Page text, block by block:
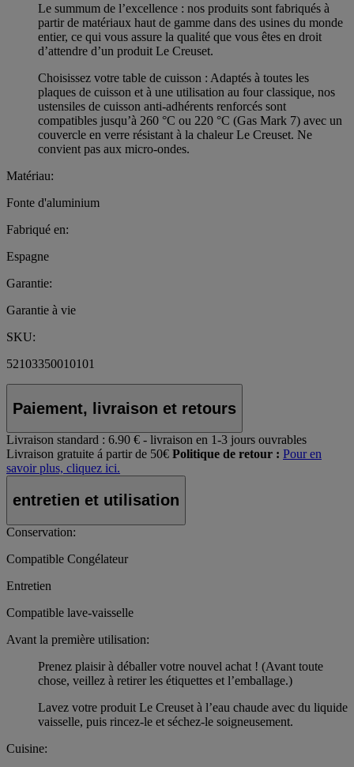
Le summum de l’excellence : nos produits sont fabriqués à
partir de matériaux haut de gamme dans des usines du monde
entier, ce qui vous assure la qualité que vous êtes en droit
d’attendre d’un produit Le Creuset.
Choisissez votre table de cuisson : Adaptés à toutes les
plaques de cuisson et à une utilisation au four classique, nos
ustensiles de cuisson anti-adhérents renforcés sont
compatibles jusqu’à 260 °C ou 220 °C (Gas Mark 7) avec un
couvercle en verre résistant à la chaleur Le Creuset. Ne
convient pas aux micro-ondes.
Matériau:
Fonte d'aluminium
Fabriqué en:
Espagne
Garantie:
Garantie à vie
SKU:
52103350010101
Paiement, livraison et retours
Livraison standard : 6.90 € - livraison en 1-3 jours ouvrables
Livraison gratuite á partir de 50€ Politique de retour : Pour en
savoir plus, cliquez ici.
entretien et utilisation
Conservation:
Compatible Congélateur
Entretien
Compatible lave-vaisselle
Avant la première utilisation:
Prenez plaisir à déballer votre nouvel achat ! (Avant toute
chose, veillez à retirer les étiquettes et l’emballage.)
Lavez votre produit Le Creuset à l’eau chaude avec du liquide
vaisselle, puis rincez-le et séchez-le soigneusement.
Cuisine: